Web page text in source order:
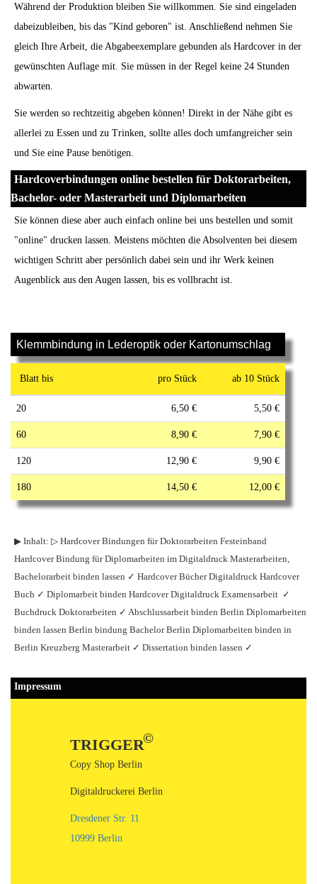
Während der Produktion bleiben Sie willkommen. Sie sind eingeladen
dabeizubleiben, bis das "Kind geboren" ist. Anschließend nehmen Sie
gleich Ihre Arbeit, die Abgabeexemplare gebunden als Hardcover in der
gewünschten Auflage mit. Sie müssen in der Regel keine 24 Stunden
abwarten.
Sie werden so rechtzeitig abgeben können! Direkt in der Nähe gibt es
allerlei zu Essen und zu Trinken, sollte alles doch umfangreicher sein
und Sie eine Pause benötigen.
Hardcoverbindungen online bestellen für Doktorarbeiten,
Bachelor- oder Masterarbeit und Diplomarbeiten
Sie können diese aber auch einfach online bei uns bestellen und somit
"online" drucken lassen. Meistens möchten die Absolventen bei diesem
wichtigen Schritt aber persönlich dabei sein und ihr Werk keinen
Augenblick aus den Augen lassen, bis es vollbracht ist.
Klemmbindung in Lederoptik oder Kartonumschlag
Blatt bis pro Stück ab 10 Stück
20 6,50 € 5,50 €
60 8,90 € 7,90 €
120 12,90 € 9,90 €
180 14,50 € 12,00 €
▶ Inhalt: ▷ Hardcover Bindungen für Doktorarbeiten Festeinband
Hardcover Bindung für Diplomarbeiten im Digitaldruck Masterarbeiten,
Bachelorarbeit binden lassen ✓ Hardcover Bücher Digitaldruck Hardcover
Buch ✓ Diplomarbeit binden Hardcover Digitaldruck Examensarbeit ✓
Buchdruck Doktorarbeiten ✓ Abschlussarbeit binden Berlin Diplomarbeiten
binden lassen Berlin bindung Bachelor Berlin Diplomarbeiten binden in
Berlin Kreuzberg Masterarbeit ✓ Dissertation binden lassen ✓
Impressum
TRIGGER©
Copy Shop Berlin
Digitaldruckerei Berlin
Dresdener Str. 11
10999 Berlin